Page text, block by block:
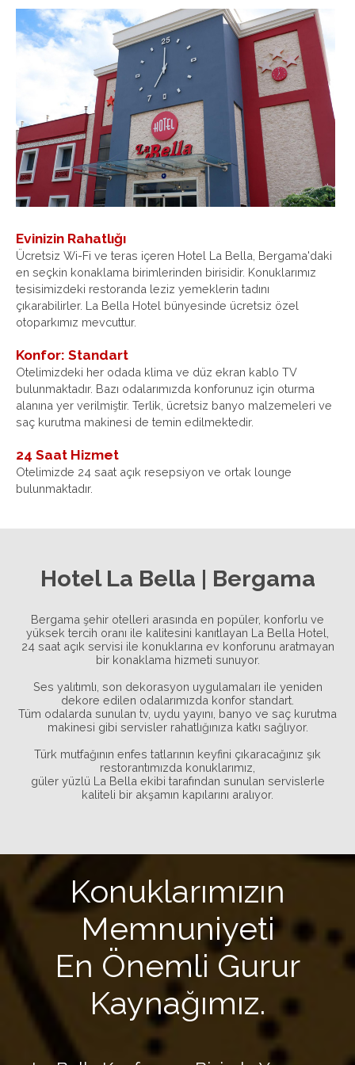
Evinizin Rahatlığı
Ücretsiz Wi-Fi ve teras içeren Hotel La Bella, Bergama'daki
en seçkin konaklama birimlerinden birisidir. Konuklarımız
tesisimizdeki restoranda leziz yemeklerin tadını
çıkarabilirler. La Bella Hotel bünyesinde ücretsiz özel
otoparkımız mevcuttur.
Konfor: Standart
Otelimizdeki her odada klima ve düz ekran kablo TV
bulunmaktadır. Bazı odalarımızda konforunuz için oturma
alanına yer verilmiştir. Terlik, ücretsiz banyo malzemeleri ve
saç kurutma makinesi de temin edilmektedir.
24 Saat Hizmet
Otelimizde 24 saat açık resepsiyon ve ortak lounge
bulunmaktadır.
Hotel La Bella | Bergama
Bergama şehir otelleri arasında en popüler, konforlu ve
yüksek tercih oranı ile kalitesini kanıtlayan La Bella Hotel,
24 saat açık servisi ile konuklarına ev konforunu aratmayan
bir konaklama hizmeti sunuyor.
Ses yalıtımlı, son dekorasyon uygulamaları ile yeniden
dekore edilen odalarımızda konfor standart.
Tüm odalarda sunulan tv, uydu yayını, banyo ve saç kurutma
makinesi gibi servisler rahatlığınıza katkı sağlıyor.
Türk mutfağının enfes tatlarının keyfini çıkaracağınız şık
restorantımızda konuklarımız,
güler yüzlü La Bella ekibi tarafından sunulan servislerle
kaliteli bir akşamın kapılarını aralıyor.
Konuklarımızın
Memnuniyeti
En Önemli Gurur
Kaynağımız.